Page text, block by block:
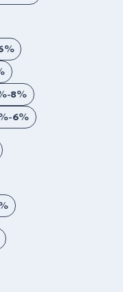
%
8%
6%